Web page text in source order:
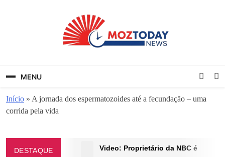
MENU
Início » A jornada dos espermatozoides até a fecundação – uma
corrida pela vida
DESTAQUE
Video: Proprietário da NBC é